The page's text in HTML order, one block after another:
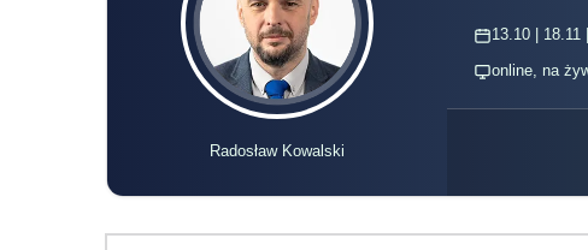
Radosław Kowalski
13.10 | 18.11
online, na